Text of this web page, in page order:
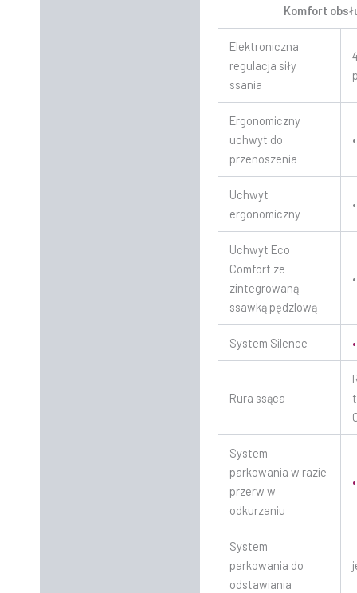
Komfort
Elektroniczna
regulacja siły
ssania
Ergonomiczny
uchwyt do
przenoszenia
•
Uchwyt
ergonomiczny
•
Uchwyt Eco
Comfort ze
zintegrowaną
ssawką pędzlową
•
System Silence •
Rura ssąca
System
parkowania w razie
przerw w
odkurzaniu
•
System
parkowania do
odstawiania